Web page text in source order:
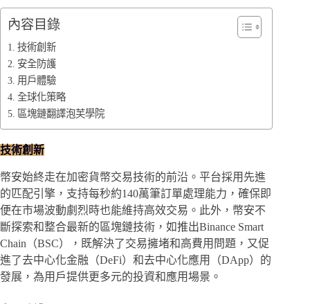
內容目錄
技術創新
安全防護
用戶體驗
全球化策略
區塊鏈翻譯泡芙學院
技術創新
幣安始終走在加密貨幣交易技術的前沿。平台採用先進
的匹配引擎，支持每秒約140萬筆訂單處理能力，確保即
便在市場波動劇烈時也能維持高效交易。此外，幣安不
斷探索和整合最新的區塊鏈技術，如推出Binance Smart
Chain（BSC），既解決了交易擁堵和高費用問題，又促
進了去中心化金融（DeFi）和去中心化應用（DApp）的
發展，為用戶提供更多元的投資和應用場景。